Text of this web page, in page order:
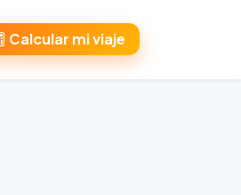
Calcular mi viaje